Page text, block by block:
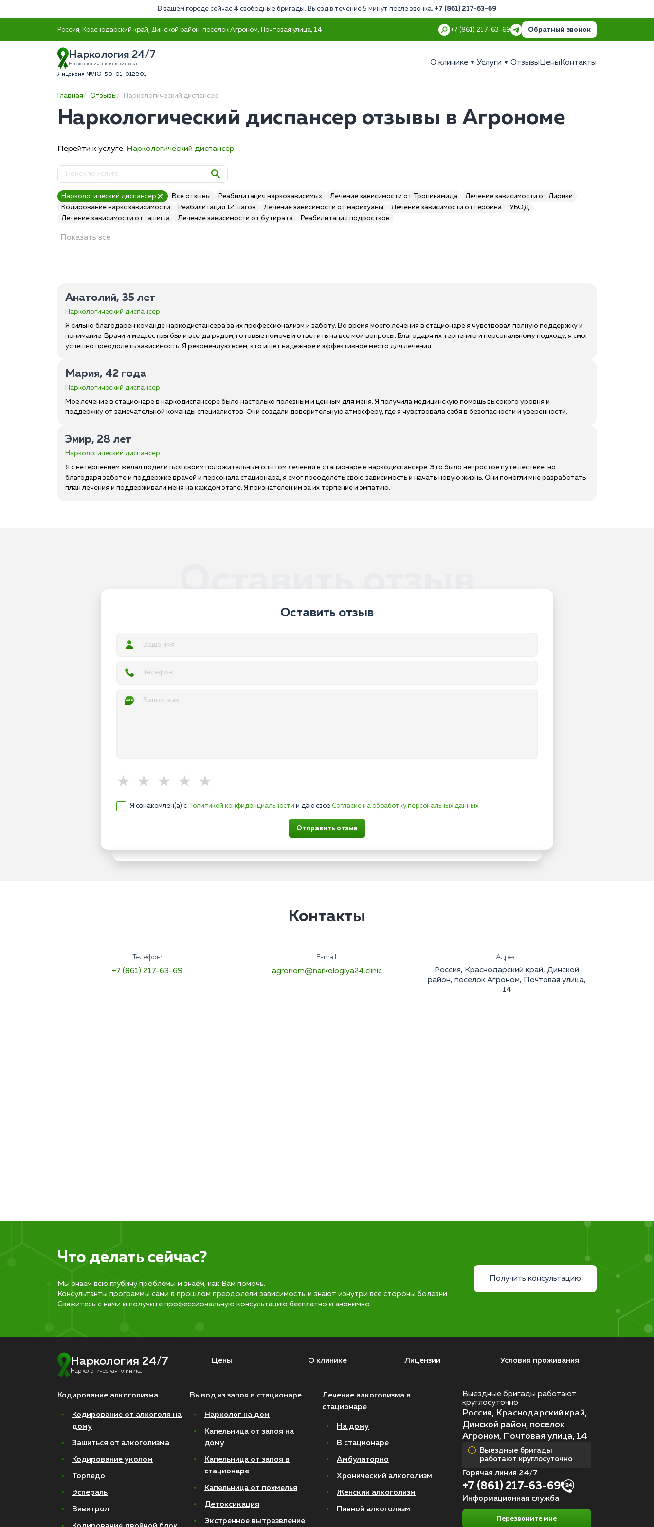
В вашем городе сейчас 4 свободные бригады. Выезд в течение 5 минут после звонка: +7 (861) 217-63-69
Россия, Краснодарский край, Динской район, поселок Агроном, Почтовая улица, 14 +7 (861) 217-63-69 Обратный звонок
Наркология 24/7
Наркологическая клиника
Лицензия №ЛО-50-01-012801
О клинике Услуги Отзывы Цены Контакты
Главная Отзывы Наркологический диспансер
Наркологический диспансер отзывы в Агрономе
Перейти к услуге: Наркологический диспансер
Наркологический диспансер Все отзывы Реабилитация наркозависимых Лечение зависимости от Тропикамида
Лечение зависимости от Лирики
Кодирование наркозависимости
Реабилитация 12 шагов Лечение зависимости от марихуаны Лечение зависимости от героина
УБОД
Лечение зависимости от гашиша
Лечение зависимости от бутирата Реабилитация подростков
Показать все
Анатолий, 35 лет
Наркологический диспансер
Я сильно благодарен команде наркодиспансера за их профессионализм и заботу. Во время моего лечения в стационаре я чувствовал полную поддержку и
понимание. Врачи и медсестры были всегда рядом, готовые помочь и ответить на все мои вопросы. Благодаря их терпению и персональному подходу, я смог
успешно преодолеть зависимость. Я рекомендую всем, кто ищет надежное и эффективное место для лечения.
Мария, 42 года
Наркологический диспансер
Мое лечение в стационаре в наркодиспансере было настолько полезным и ценным для меня. Я получила медицинскую помощь высокого уровня и
поддержку от замечательной команды специалистов. Они создали доверительную атмосферу, где я чувствовала себя в безопасности и уверенности.
Эмир, 28 лет
Наркологический диспансер
Я с нетерпением желал поделиться своим положительным опытом лечения в стационаре в наркодиспансере. Это было непростое путешествие, но
благодаря заботе и поддержке врачей и персонала стационара, я смог преодолеть свою зависимость и начать новую жизнь. Они помогли мне разработать
план лечения и поддерживали меня на каждом этапе. Я признателен им за их терпение и эмпатию.
Оставить отзыв
Оставить отзыв
Я ознакомлен(а) с Политикой конфиденциальности и даю свое Согласие на обработку персональных данных
Отправить отзыв
Контакты
Телефон:
+7 (861) 217-63-69
E-mail:
agronom@narkologiya24.clinic
Адрес:
Россия, Краснодарский край, Динской
район, поселок Агроном, Почтовая улица,
14
Что делать сейчас?
Мы знаем всю глубину проблемы и знаем, как Вам помочь.
Консультанты программы сами в прошлом преодолели зависимость и знают изнутри все стороны болезни.
Свяжитесь с нами и получите профессиональную консультацию бесплатно и анонимно.
Получить консультацию
Наркология 24/7
Наркологическая клиника
Цены О клинике Лицензии Условия проживания
Кодирование алкоголизма
Кодирование от алкоголя на
дому
Зашиться от алкоголизма
Кодирование уколом
Торпедо
Эспераль
Вивитрол
Вывод из запоя в стационаре
Нарколог на дом
Капельница от запоя на
дому
Капельница от запоя в
стационаре
Капельница от похмелья
Детоксикация
Экстренное вытрезвление
Лечение алкоголизма в
стационаре
На дому
В стационаре
Амбулаторно
Хронический алкоголизм
Женский алкоголизм
Пивной алкоголизм
Выездные бригады работают
круглосуточно
Россия, Краснодарский край,
Динской район, поселок
Агроном, Почтовая улица, 14
Выездные бригады
работают круглосуточно
Горячая линия 24/7
+7 (861) 217-63-69
Информационная служба
Перезвоните мне